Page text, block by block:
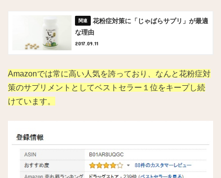
花粉症対策に「じゃばらサプリ」が最適
な理由
2017.09.11
Amazonでは常に高い人気を誇っており、なんと花粉症対
策のサプリメントとしてベストセラー１位をキープし続
けています。